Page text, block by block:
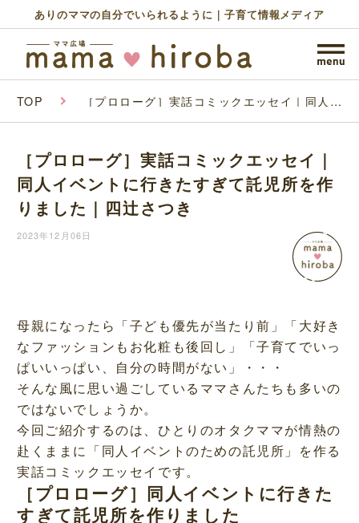
ありのママの自分でいられるように｜子育て情報メディア
TOP ［プロローグ］実話コミックエッセイ｜同人イ
辻さつき
［プロローグ］実話コミックエッセイ｜
同人イベントに行きたすぎて託児所を作
りました｜四辻さつき
2023年12月06日
母親になったら「子ども優先が当たり前」「大好き
なファッションもお化粧も後回し」「子育てでいっ
ぱいいっぱい、自分の時間がない」・・・
そんな風に思い過ごしているママさんたちも多いの
ではないでしょうか。
今回ご紹介するのは、ひとりのオタクママが情熱の
赴くままに「同人イベントのための託児所」を作る
実話コミックエッセイです。
［プロローグ］同人イベントに行きた
すぎて託児所を作りました